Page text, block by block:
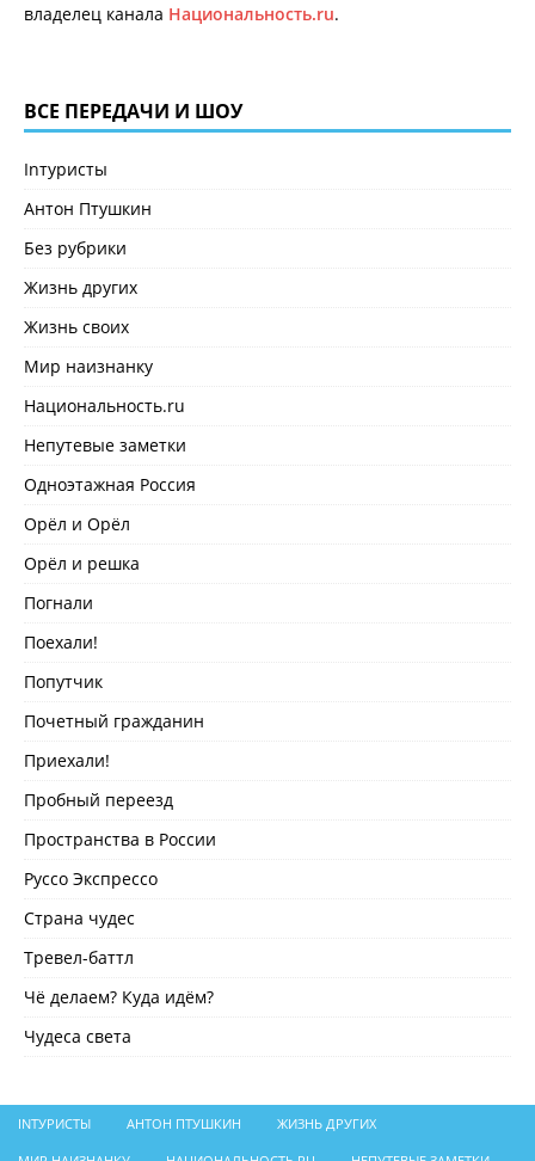
владелец канала Национальность.ru.
ВСЕ ПЕРЕДАЧИ И ШОУ
Inтуристы
Антон Птушкин
Без рубрики
Жизнь других
Жизнь своих
Мир наизнанку
Национальность.ru
Непутевые заметки
Одноэтажная Россия
Орёл и Орёл
Орёл и решка
Погнали
Поехали!
Попутчик
Почетный гражданин
Приехали!
Пробный переезд
Пространства в России
Руссо Экспрессо
Страна чудес
Тревел-баттл
Чё делаем? Куда идём?
Чудеса света
INТУРИСТЫ АНТОН ПТУШКИН ЖИЗНЬ ДРУГИХ